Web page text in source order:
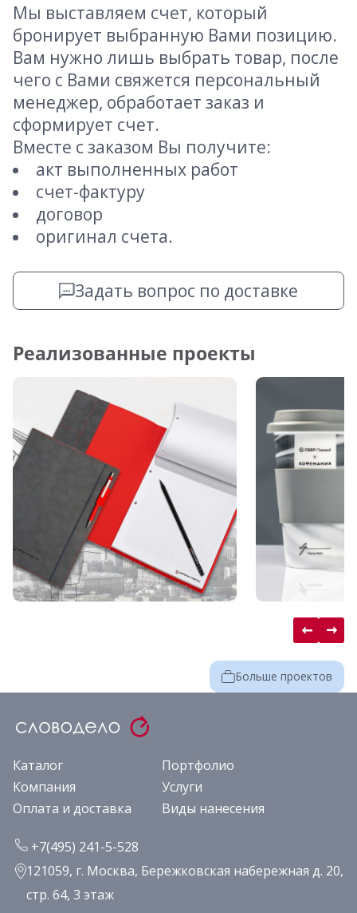
Мы выставляем счет, который
бронирует выбранную Вами позицию.
Вам нужно лишь выбрать товар, после
чего с Вами свяжется персональный
менеджер, обработает заказ и
сформирует счет.
Вместе с заказом Вы получите:
акт выполненных работ
счет-фактуру
договор
оригинал счета.
Задать вопрос по доставке
Реализованные проекты
Больше проектов
Каталог
Портфолио
Компания
Услуги
Оплата и доставка
Виды нанесения
+7(495) 241-5-528
121059, г. Москва, Бережковская набережная д. 20,
стр. 64, 3 этаж